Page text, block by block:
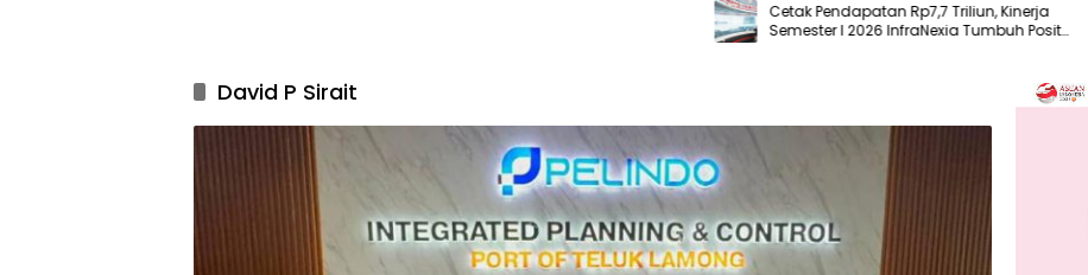
Cetak Pendapatan Rp7,7 Triliun, Kinerja
Semester I 2026 InfraNexia Tumbuh Positif
dan Perkuat Daya Saing Industri Digital
David P Sirait